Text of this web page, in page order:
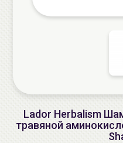
Lador Herbalism
травяной